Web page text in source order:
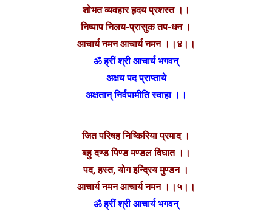
शोभत व्यवहार हृदय प्रशस्त ।।
निष्पाप निलय-प्रासुक तप-धन ।
आचार्य नमन आचार्य नमन ।।४।।
ॐ ह्रीं श्री आचार्य भगवन्
अक्षय पद प्राप्ताये
अक्षतान् निर्वपामीति स्वाहा ।।
जित परिषह निष्किरिया प्रमाद ।
बहु दण्ड पिण्ड मण्डल विघात ।।
पद, हस्त, योग इन्द्रिय मुण्डन ।
आचार्य नमन आचार्य नमन ।।५।।
ॐ ह्रीं श्री आचार्य भगवन्